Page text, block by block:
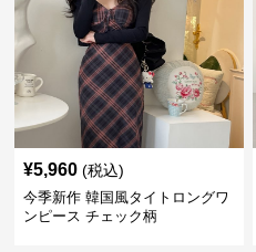
¥5,960 (税込)
今季新作 韓国風タイトロングワ
ンピース チェック柄